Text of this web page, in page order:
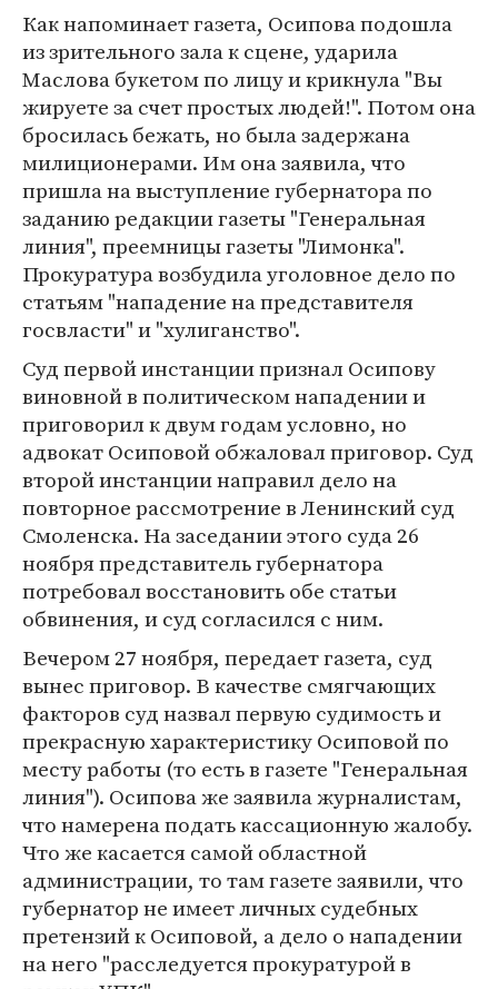
Как напоминает газета, Осипова подошла
из зрительного зала к сцене, ударила
Маслова букетом по лицу и крикнула "Вы
жируете за счет простых людей!". Потом она
бросилась бежать, но была задержана
милиционерами. Им она заявила, что
пришла на выступление губернатора по
заданию редакции газеты "Генеральная
линия", преемницы газеты "Лимонка".
Прокуратура возбудила уголовное дело по
статьям "нападение на представителя
госвласти" и "хулиганство".
Суд первой инстанции признал Осипову
виновной в политическом нападении и
приговорил к двум годам условно, но
адвокат Осиповой обжаловал приговор. Суд
второй инстанции направил дело на
повторное рассмотрение в Ленинский суд
Смоленска. На заседании этого суда 26
ноября представитель губернатора
потребовал восстановить обе статьи
обвинения, и суд согласился с ним.
Вечером 27 ноября, передает газета, суд
вынес приговор. В качестве смягчающих
факторов суд назвал первую судимость и
прекрасную характеристику Осиповой по
месту работы (то есть в газете "Генеральная
линия"). Осипова же заявила журналистам,
что намерена подать кассационную жалобу.
Что же касается самой областной
администрации, то там газете заявили, что
губернатор не имеет личных судебных
претензий к Осиповой, а дело о нападении
на него "расследуется прокуратурой в